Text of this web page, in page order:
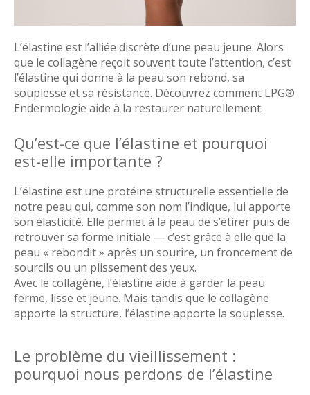
L’élastine est l’alliée discrète d’une peau jeune. Alors
que le collagène reçoit souvent toute l’attention, c’est
l’élastine qui donne à la peau son rebond, sa
souplesse et sa résistance. Découvrez comment LPG®
Endermologie aide à la restaurer naturellement.
Qu’est-ce que l’élastine et pourquoi
est-elle importante ?
L’élastine est une protéine structurelle essentielle de
notre peau qui, comme son nom l’indique, lui apporte
son élasticité. Elle permet à la peau de s’étirer puis de
retrouver sa forme initiale — c’est grâce à elle que la
peau « rebondit » après un sourire, un froncement de
sourcils ou un plissement des yeux.
Avec le collagène, l’élastine aide à garder la peau
ferme, lisse et jeune. Mais tandis que le collagène
apporte la structure, l’élastine apporte la souplesse.
Le problème du vieillissement :
pourquoi nous perdons de l’élastine